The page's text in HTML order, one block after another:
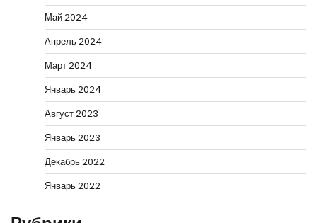
Май 2024
Апрель 2024
Март 2024
Январь 2024
Август 2023
Январь 2023
Декабрь 2022
Январь 2022